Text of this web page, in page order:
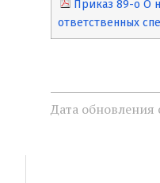
Приказ 89-о О
ответственных
Дата обновления